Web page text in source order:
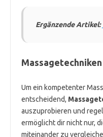
Ergänzende Artikel:
Um ein kompetenter
entscheidend,
auszuprobieren und
ermöglicht dir nicht nur,
miteinander zu